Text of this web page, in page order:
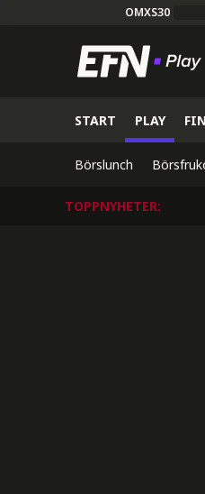
OMXS30
START PLAY
Börslunch
TOPPNYHETER: